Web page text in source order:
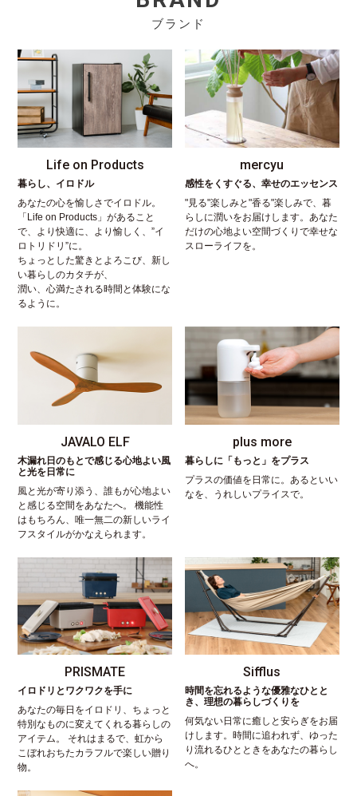
ブランド
Life on Products
暮らし、イロドル
あなたの心を愉しさでイロドル。
「Life on Products」があること
で、より快適に、より愉しく、”イ
ロトリドリ”に。
ちょっとした驚きとよろこび、新し
い暮らしのカタチが、
潤い、心満たされる時間と体験にな
るように。
mercyu
感性をくすぐる、幸せのエッセンス
"見る"楽しみと"香る"楽しみで、暮
らしに潤いをお届けします。あなた
だけの心地よい空間づくりで幸せな
スローライフを。
JAVALO ELF
木漏れ日のもとで感じる心地よい風
と光を日常に
風と光が寄り添う、誰もが心地よい
と感じる空間をあなたへ。 機能性
はもちろん、唯一無二の新しいライ
フスタイルがかなえられます。
plus more
暮らしに「もっと」をプラス
プラスの価値を日常に。あるといい
なを、うれしいプライスで。
PRISMATE
イロドリとワクワクを手に
あなたの毎日をイロドリ、ちょっと
特別なものに変えてくれる暮らしの
アイテム。 それはまるで、虹から
こぼれおちたカラフルで楽しい贈り
物。
Sifflus
時間を忘れるような優雅なひとと
き、理想の暮らしづくりを
何気ない日常に癒しと安らぎをお届
けします。時間に追われず、ゆった
り流れるひとときをあなたの暮らし
へ。